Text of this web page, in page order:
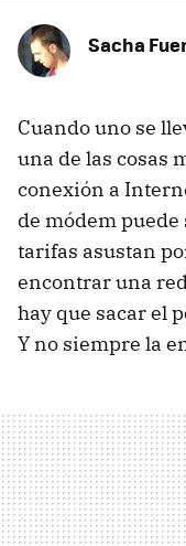
Sacha
Cuando uno se
una de las cosas
conexión a
de módem
tarifas asustan
encontrar una
hay que sacar el
Y no siempre la